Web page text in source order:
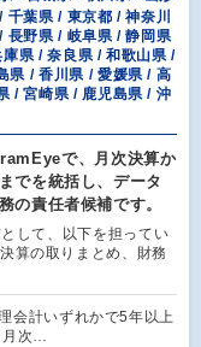
葉県 / 東京都 / 神奈川
長野県 / 岐阜県 / 静岡県
県 / 奈良県 / 和歌山県 /
県 / 香川県 / 愛媛県 / 高
/ 宮崎県 / 鹿児島県 / 沖
で、月次決算か
でを統括し、データ
の責任者候補です。
して、以下を担ってい
算の取りまとめ、財務
会計いずれかで5年以上
月次…